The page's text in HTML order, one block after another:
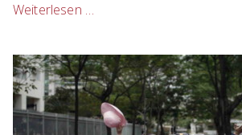
Weiterlesen …